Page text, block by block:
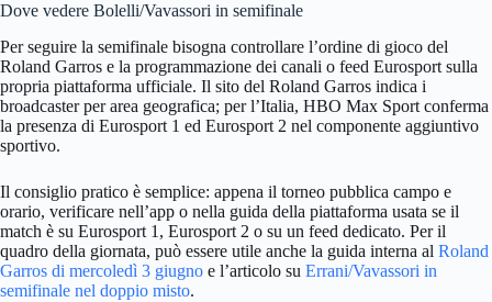
Dove vedere Bolelli/Vavassori in semifinale
Per seguire la semifinale bisogna controllare l’ordine di gioco del
Roland Garros e la programmazione dei canali o feed Eurosport sulla
propria piattaforma ufficiale. Il sito del Roland Garros indica i
broadcaster per area geografica; per l’Italia, HBO Max Sport conferma
la presenza di Eurosport 1 ed Eurosport 2 nel componente aggiuntivo
sportivo.
Il consiglio pratico è semplice: appena il torneo pubblica campo e
orario, verificare nell’app o nella guida della piattaforma usata se il
match è su Eurosport 1, Eurosport 2 o su un feed dedicato. Per il
quadro della giornata, può essere utile anche la guida interna al Roland
Garros di mercoledì 3 giugno e l’articolo su Errani/Vavassori in
semifinale nel doppio misto.